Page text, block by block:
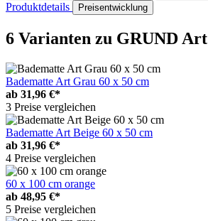
Produktdetails Preisentwicklung
6 Varianten zu GRUND Art
Badematte Art Grau 60 x 50 cm
ab 31,96 €*
3 Preise vergleichen
Badematte Art Beige 60 x 50 cm
ab 31,96 €*
4 Preise vergleichen
60 x 100 cm orange
ab 48,95 €*
5 Preise vergleichen